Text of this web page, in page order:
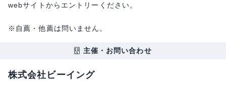
webサイトからエントリーください。
※自薦・他薦は問いません。
主催・お問い合わせ
株式会社ビーイング